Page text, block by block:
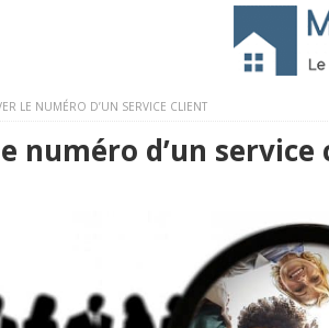
LE NUMÉRO D’UN SERVICE CLIENT
numéro d’un service